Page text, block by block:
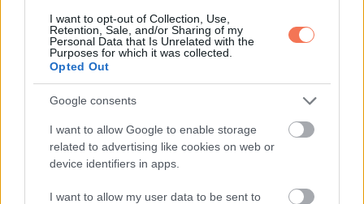
I want to opt-out of Collection, Use,
Retention, Sale, and/or Sharing of my
Personal Data that Is Unrelated with the
Purposes for which it was collected.
Opted Out
Google consents
I want to allow Google to enable storage
related to advertising like cookies on web or
device identifiers in apps.
I want to allow my user data to be sent to
12. Anyuka némi humorral megfűszerezett, ugyanakkor
őszinte választ adott.